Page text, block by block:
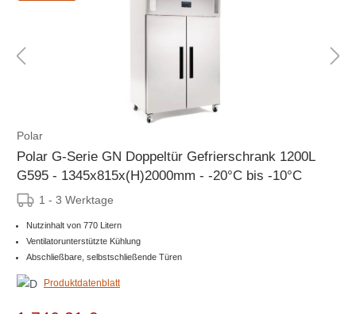
Polar
Polar G-Serie GN Doppeltür Gefrierschrank 1200L
G595 - 1345x815x(H)2000mm - -20°C bis -10°C
1 - 3 Werktage
Nutzinhalt von 770 Litern
Ventilatorunterstützte Kühlung
Abschließbare, selbstschließende Türen
Produktdatenblatt